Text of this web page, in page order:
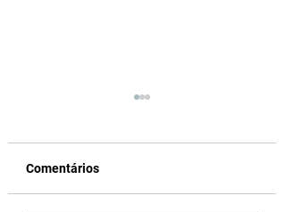
Comentários